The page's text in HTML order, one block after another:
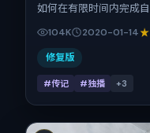
如何在有限时间内完成
丰富。影片定于 2020-
节档前后公映，片长158
104K 2020-01-14
修复版
#传记 #独播 +3